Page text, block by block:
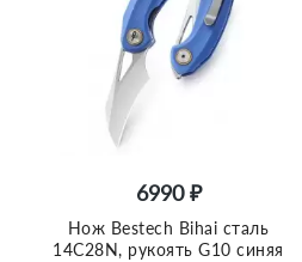
6990 ₽
Нож Bestech Bihai сталь
14C28N, рукоять G10 синяя